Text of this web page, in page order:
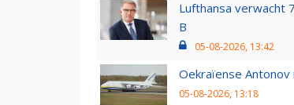
Lufthansa verwacht
B
05-08-2026, 13:42
Oekraïense Antonov
05-08-2026, 13:18